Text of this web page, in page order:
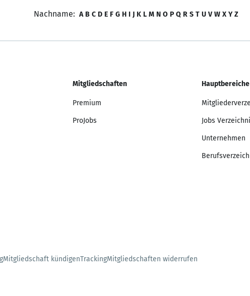
Nachname: A B C D E F G H I J K L M N O P Q R S T U V W X Y Z
Mitgliedschaften
Premium
ProJobs
Hauptbereiche
Jobs
Unternehmen
Mitgliedschaft kündigenTrackingMitgliedschaften widerrufen